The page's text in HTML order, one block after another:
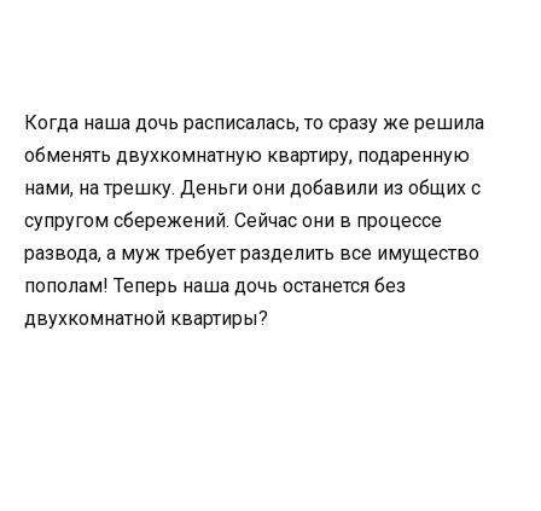
Когда наша дочь расписалась, то сразу же решила
обменять двухкомнатную квартиру, подаренную
нами, на трешку. Деньги они добавили из общих с
супругом сбережений. Сейчас они в процессе
развода, а муж требует разделить все имущество
пополам! Теперь наша дочь останется без
двухкомнатной квартиры?